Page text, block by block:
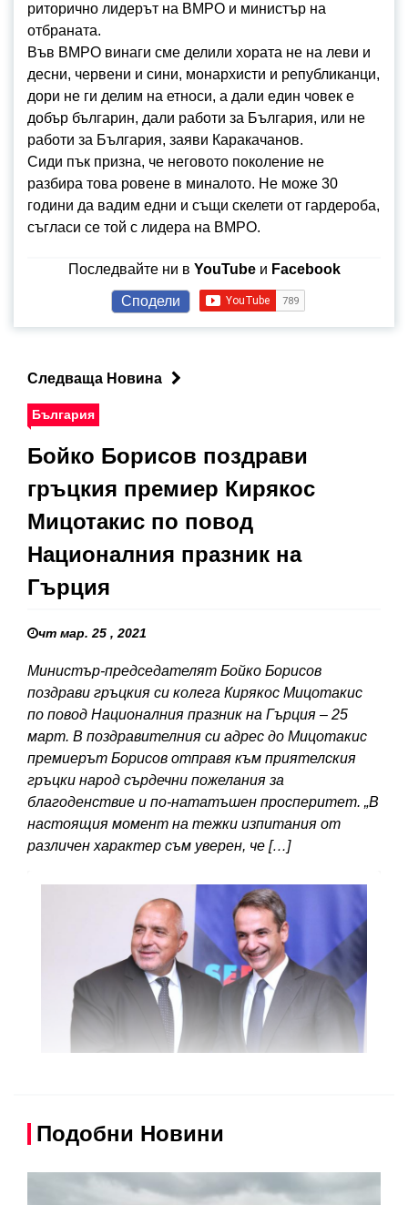
риторично лидерът на ВМРО и министър на
отбраната.
Във ВМРО винаги сме делили хората не на леви и
десни, червени и сини, монархисти и републиканци,
дори не ги делим на етноси, а дали един човек е
добър българин, дали работи за България, или не
работи за България, заяви Каракачанов.
Сиди пък призна, че неговото поколение не
разбира това ровене в миналото. Не може 30
години да вадим едни и същи скелети от гардероба,
съгласи се той с лидера на ВМРО.
Последвайте ни в YouTubeи Facebook
Сподели
Следваща Новина
България
Бойко Борисов поздрави
гръцкия премиер Кирякос
Мицотакис по повод
Националния празник на
Гърция
чт мар. 25 , 2021
Министър-председателят Бойко Борисов
поздрави гръцкия си колега Кирякос Мицотакис
по повод Националния празник на Гърция – 25
март. В поздравителния си адрес до Мицотакис
премиерът Борисов отправя към приятелския
гръцки народ сърдечни пожелания за
благоденствие и по-нататъшен просперитет. „В
настоящия момент на тежки изпитания от
различен характер съм уверен, че […]
Подобни Новини